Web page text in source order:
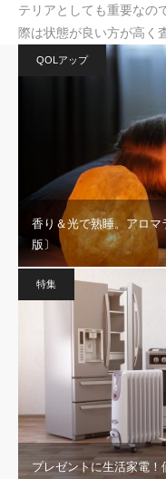
テリアとしても重要なの
際は状態が良い方が高く
QOLアップ
香り＆光で熟睡。アロ
版〕
特集
プレゼントに生活家電！